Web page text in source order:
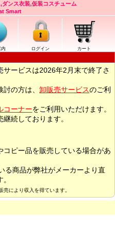
ンス衣装,仮装コスチューム
Smart
内 ログイン カート
ービスは2026年2月末で終了さ
の方は、 卸販売サービスのご利
コーナーをご利用いただけます。
続しております。
ピー品を販売している場合があ
る商品が弊社がメーカーより直
により収入を得ています。